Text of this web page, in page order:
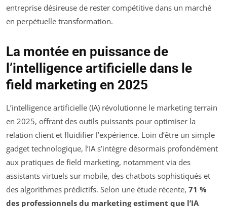
entreprise désireuse de rester compétitive dans un marché
en perpétuelle transformation.
La montée en puissance de
l’intelligence artificielle dans le
field marketing en 2025
L’intelligence artificielle (IA) révolutionne le marketing terrain
en 2025, offrant des outils puissants pour optimiser la
relation client et fluidifier l’expérience. Loin d’être un simple
gadget technologique, l’IA s’intègre désormais profondément
aux pratiques de field marketing, notamment via des
assistants virtuels sur mobile, des chatbots sophistiqués et
des algorithmes prédictifs. Selon une étude récente, 71 %
des professionnels du marketing estiment que l’IA